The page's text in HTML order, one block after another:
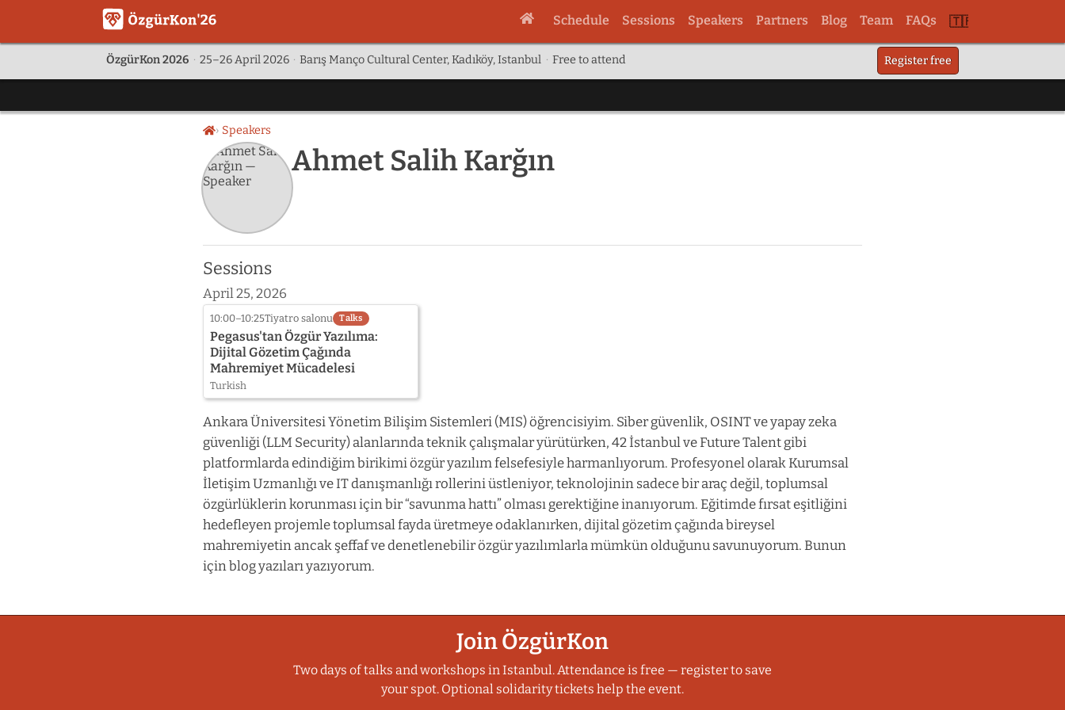
Schedule Sessions Speakers Partners Blog Team
FAQs
Switch
to
ÖzgürKon 2026 · 25–26 April 2026 · Barış Manço Cultural Center, Kadıköy, Istanbul · Free to attend Register free
HomeSpeakers
Ahmet Salih Karğın
Sessions
April 25, 2026
10:00–10:25Tiyatro salonu Talks
Pegasus'tan Özgür Yazılıma:
Dijital Gözetim Çağında
Mahremiyet Mücadelesi
Turkish
Ankara Üniversitesi Yönetim Bilişim Sistemleri (MIS) öğrencisiyim. Siber güvenlik, OSINT ve yapay zeka
güvenliği (LLM Security) alanlarında teknik çalışmalar yürütürken, 42 İstanbul ve Future Talent gibi
platformlarda edindiğim birikimi özgür yazılım felsefesiyle harmanlıyorum. Profesyonel olarak Kurumsal
İletişim Uzmanlığı ve IT danışmanlığı rollerini üstleniyor, teknolojinin sadece bir araç değil, toplumsal
özgürlüklerin korunması için bir “savunma hattı” olması gerektiğine inanıyorum. Eğitimde fırsat eşitliğini
hedefleyen projemle toplumsal fayda üretmeye odaklanırken, dijital gözetim çağında bireysel
mahremiyetin ancak şeffaf ve denetlenebilir özgür yazılımlarla mümkün olduğunu savunuyorum. Bunun
için blog yazıları yazıyorum.
Join ÖzgürKon
Two days of talks and workshops in Istanbul. Attendance is free — register to save
your spot. Optional solidarity tickets help the event.